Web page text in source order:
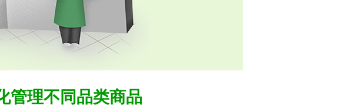
管理不同品类商品